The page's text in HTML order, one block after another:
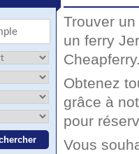
Trouver
un ferry
Obtenez
grâce à
pour
Vous